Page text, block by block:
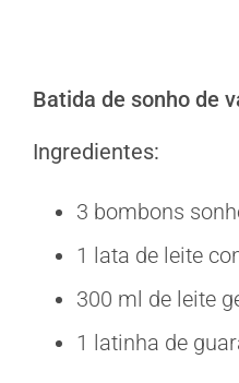
Batida de sonho de
Ingredientes:
3 bombons
1 lata de leite
300 ml de leite
1 latinha de